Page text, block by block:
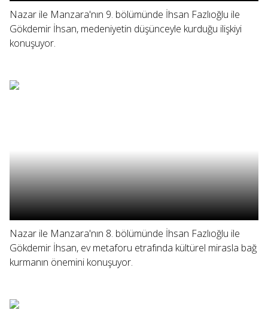
Nazar ile Manzara'nın 9. bölümünde İhsan Fazlıoğlu ile
Gökdemir İhsan, medeniyetin düşünceyle kurduğu ilişkiyi
konuşuyor.
Nazar ile Manzara'nın 8. bölümünde İhsan Fazlıoğlu ile
Gökdemir İhsan, ev metaforu etrafında kültürel mirasla bağ
kurmanın önemini konuşuyor.